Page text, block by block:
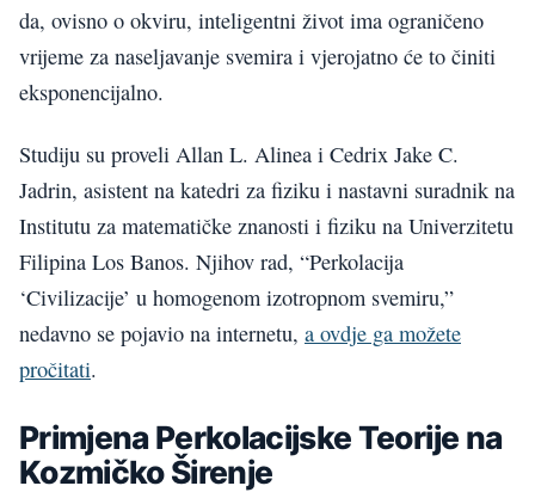
da, ovisno o okviru, inteligentni život ima ograničeno
vrijeme za naseljavanje svemira i vjerojatno će to činiti
eksponencijalno.
Studiju su proveli Allan L. Alinea i Cedrix Jake C.
Jadrin, asistent na katedri za fiziku i nastavni suradnik na
Institutu za matematičke znanosti i fiziku na Univerzitetu
Filipina Los Banos. Njihov rad, “Perkolacija
‘Civilizacije’ u homogenom izotropnom svemiru,”
nedavno se pojavio na internetu, a ovdje ga možete
pročitati.
Primjena Perkolacijske Teorije na
Kozmičko Širenje